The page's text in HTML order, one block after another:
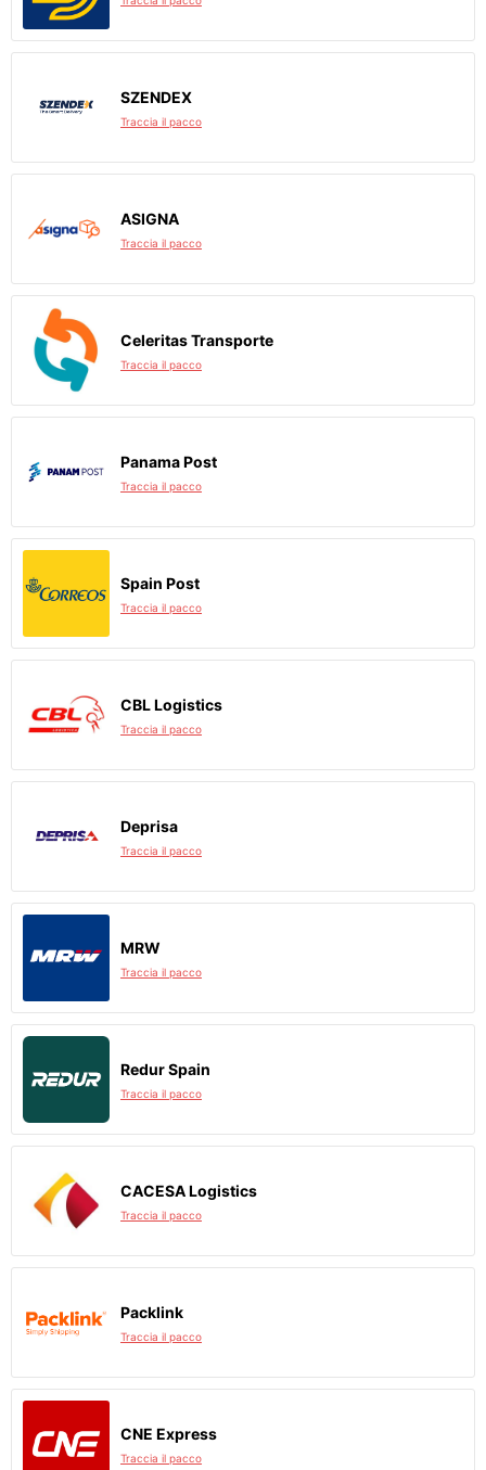
SZENDEX
Traccia il pacco
ASIGNA
Traccia il pacco
Celeritas Transporte
Traccia il pacco
Panama Post
Traccia il pacco
Spain Post
Traccia il pacco
CBL Logistics
Traccia il pacco
Deprisa
Traccia il pacco
MRW
Traccia il pacco
Redur Spain
Traccia il pacco
CACESA Logistics
Traccia il pacco
Packlink
Traccia il pacco
CNE Express
Traccia il pacco